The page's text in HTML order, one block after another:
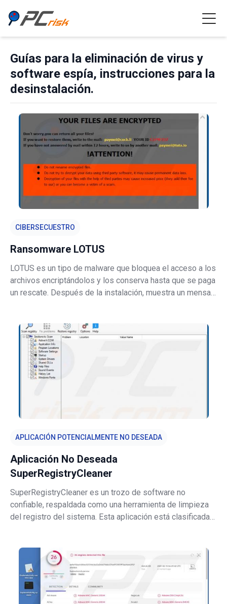
Guías para la eliminación de virus y
software espía, instrucciones para la
desinstalación.
CIBERSECUESTRO
Ransomware LOTUS
LOTUS es un tipo de malware que bloquea el acceso a los
archivos encriptándolos y los conserva hasta que se paga
un rescate. Después de la instalación, muestra un mensaje
rescate). LOTUS t
APLICACIÓN POTENCIALMENTE NO DESEADA
Aplicación No Deseada
SuperRegistryCleaner
SuperRegistryCleaner es un trozo de software no
confiable, respaldada como una herramienta de limpieza
del registro del sistema. Esta aplicación está clasificada
empleadas para distribuirla. A